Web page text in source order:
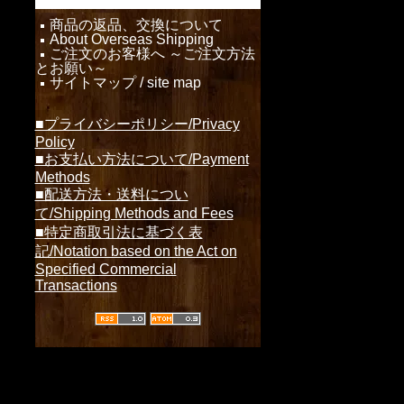
商品の返品、交換について
About Overseas Shipping
ご注文のお客様へ ～ご注文方法
とお願い～
サイトマップ / site map
■プライバシーポリシー/Privacy
Policy
■お支払い方法について/Payment
Methods
■配送方法・送料につい
て/Shipping Methods and Fees
■特定商取引法に基づく表
記/Notation based on the Act on
Specified Commercial
Transactions